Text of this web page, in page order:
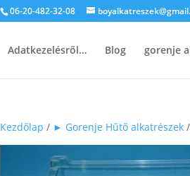
06-20-482-32-08
Adatkezelésről… Blog gorenje
Kezdőlap / ► Gorenje Hűtő alkatrészek